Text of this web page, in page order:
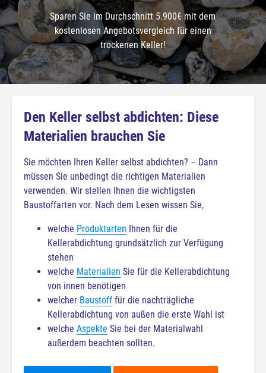
Sparen Sie im Durchschnitt 5.900€ mit dem
kostenlosen Angebotsvergleich für einen
trockenen Keller!
Den Keller selbst abdichten: Diese
Materialien brauchen Sie
Sie möchten Ihren Keller selbst abdichten? – Dann
müssen Sie unbedingt die richtigen Materialien
verwenden. Wir stellen Ihnen die wichtigsten
Baustoffarten vor. Nach dem Lesen wissen Sie,
welche Produktarten Ihnen für die
Kellerabdichtung grundsätzlich zur Verfügung
stehen
welche Materialien Sie für die Kellerabdichtung
von innen benötigen
welcher Baustoff für die nachträgliche
Kellerabdichtung von außen die erste Wahl ist
welche Aspekte Sie bei der Materialwahl
außerdem beachten sollten.